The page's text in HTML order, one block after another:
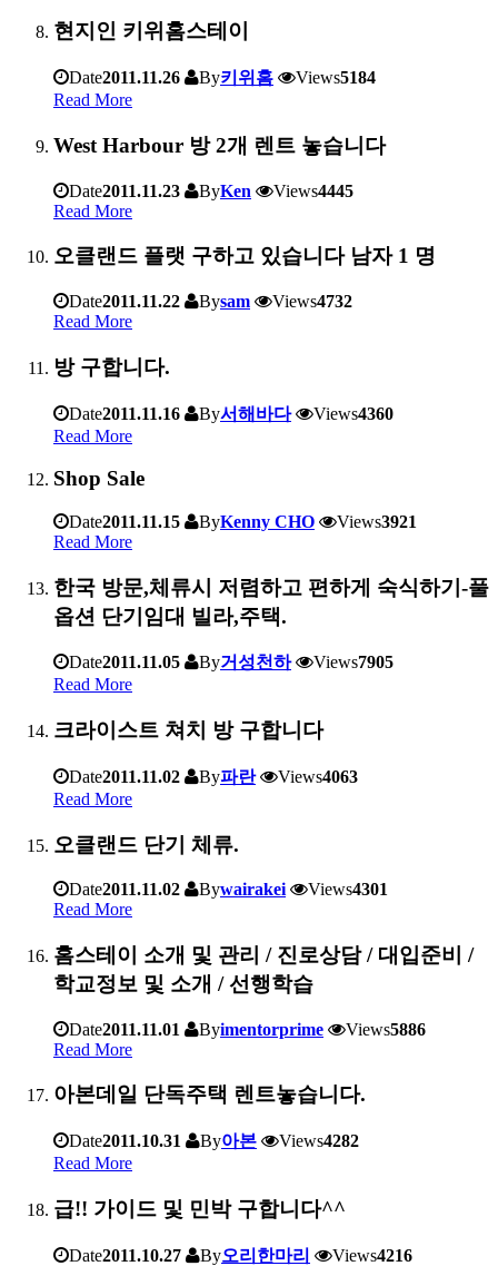
현지인 키위홈스테이
Date2011.11.26 By키위홈 Views5184
Read More
West Harbour 방 2개 렌트 놓습니다
Date2011.11.23 ByKen Views4445
Read More
오클랜드 플랫 구하고 있습니다 남자 1 명
Date2011.11.22 Bysam Views4732
Read More
방 구합니다.
Date2011.11.16 By서해바다 Views4360
Read More
Shop Sale
Date2011.11.15 ByKenny CHO Views3921
Read More
한국 방문,체류시 저렴하고 편하게 숙식하기-풀
옵션 단기임대 빌라,주택.
Date2011.11.05 By거성천하 Views7905
Read More
크라이스트 쳐치 방 구합니다
Date2011.11.02 By파란 Views4063
Read More
오클랜드 단기 체류.
Date2011.11.02 Bywairakei Views4301
Read More
홈스테이 소개 및 관리 / 진로상담 / 대입준비 /
학교정보 및 소개 / 선행학습
Date2011.11.01 Byimentorprime Views5886
Read More
아본데일 단독주택 렌트놓습니다.
Date2011.10.31 By아본 Views4282
Read More
급!! 가이드 및 민박 구합니다^^
Date2011.10.27 By오리한마리 Views4216